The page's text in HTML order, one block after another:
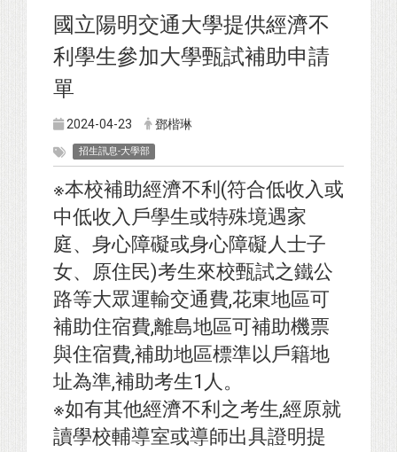
國立陽明交通大學提供經濟不
利學生參加大學甄試補助申請
單
2024-04-23 鄧楷琳
招生訊息-大學部
※本校補助經濟不利(符合低收入或
中低收入戶學生或特殊境遇家
庭、身心障礙或身心障礙人士子
女、原住民)考生來校甄試之鐵公
路等大眾運輸交通費,花東地區可
補助住宿費,離島地區可補助機票
與住宿費,補助地區標準以戶籍地
址為準,補助考生1人。
※如有其他經濟不利之考生,經原就
讀學校輔導室或導師出具證明提